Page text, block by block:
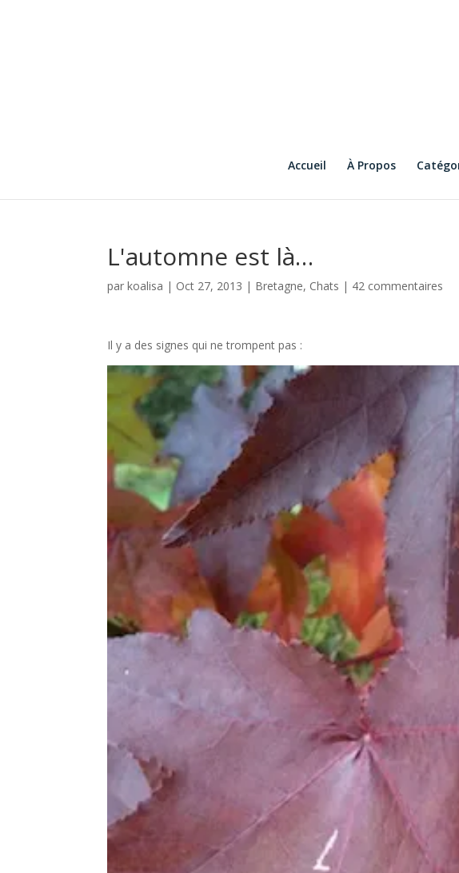
Accueil À Propos
L'automne est là…
parkoalisa | Oct 27, 2013 | Bretagne, Chats | 42 commentaires
Il y a des signes qui ne trompent pas :